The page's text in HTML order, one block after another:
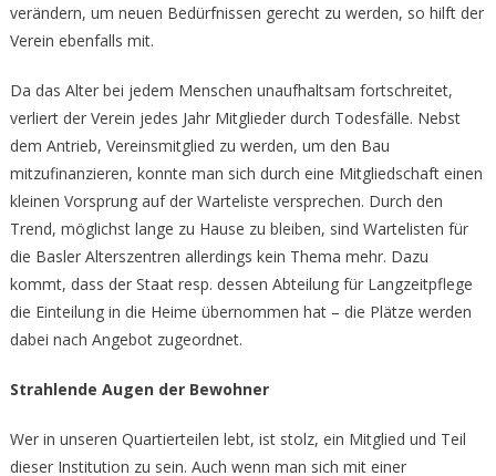
verändern, um neuen Bedürfnissen gerecht zu werden, so hilft der
Verein ebenfalls mit.
Da das Alter bei jedem Menschen unaufhaltsam fortschreitet,
verliert der Verein jedes Jahr Mitglieder durch Todesfälle. Nebst
dem Antrieb, Vereinsmitglied zu werden, um den Bau
mitzufinanzieren, konnte man sich durch eine Mitgliedschaft einen
kleinen Vorsprung auf der Warteliste versprechen. Durch den
Trend, möglichst lange zu Hause zu bleiben, sind Wartelisten für
die Basler Alterszentren allerdings kein Thema mehr. Dazu
kommt, dass der Staat resp. dessen Abteilung für Langzeitpflege
die Einteilung in die Heime übernommen hat – die Plätze werden
dabei nach Angebot zugeordnet.
Strahlende Augen der Bewohner
Wer in unseren Quartierteilen lebt, ist stolz, ein Mitglied und Teil
dieser Institution zu sein. Auch wenn man sich mit einer